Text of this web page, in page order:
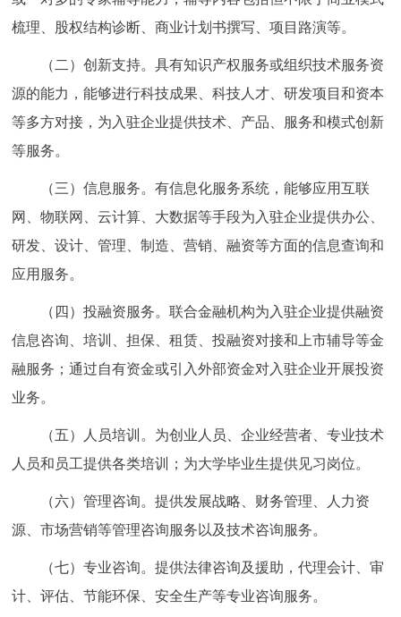
梳理、股权结构诊断、商业计划书撰写、项目路演等。
（二）创新支持。具有知识产权服务或组织技术服务资
源的能力，能够进行科技成果、科技人才、研发项目和资本
等多方对接，为入驻企业提供技术、产品、服务和模式创新
等服务。
（三）信息服务。有信息化服务系统，能够应用互联
网、物联网、云计算、大数据等手段为入驻企业提供办公、
研发、设计、管理、制造、营销、融资等方面的信息查询和
应用服务。
（四）投融资服务。联合金融机构为入驻企业提供融资
信息咨询、培训、担保、租赁、投融资对接和上市辅导等金
融服务；通过自有资金或引入外部资金对入驻企业开展投资
业务。
（五）人员培训。为创业人员、企业经营者、专业技术
人员和员工提供各类培训；为大学毕业生提供见习岗位。
（六）管理咨询。提供发展战略、财务管理、人力资
源、市场营销等管理咨询服务以及技术咨询服务。
（七）专业咨询。提供法律咨询及援助，代理会计、审
计、评估、节能环保、安全生产等专业咨询服务。